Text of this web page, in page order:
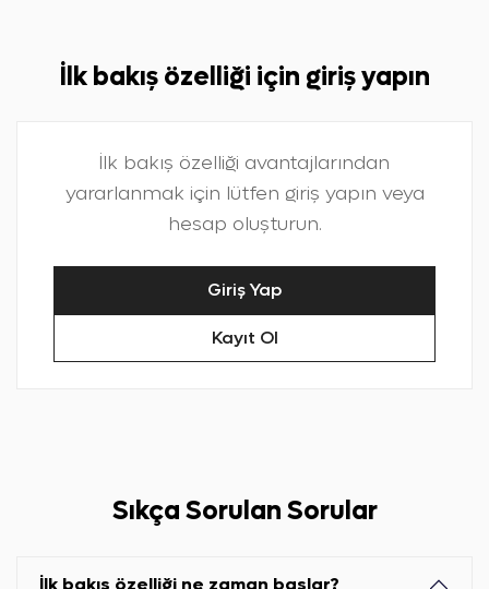
İlk bakış özelliği için giriş yapın
İlk bakış özelliği avantajlarından
yararlanmak için lütfen giriş yapın veya
hesap oluşturun.
Giriş Yap
Kayıt Ol
Sıkça Sorulan Sorular
İlk bakış özelliği ne zaman başlar?